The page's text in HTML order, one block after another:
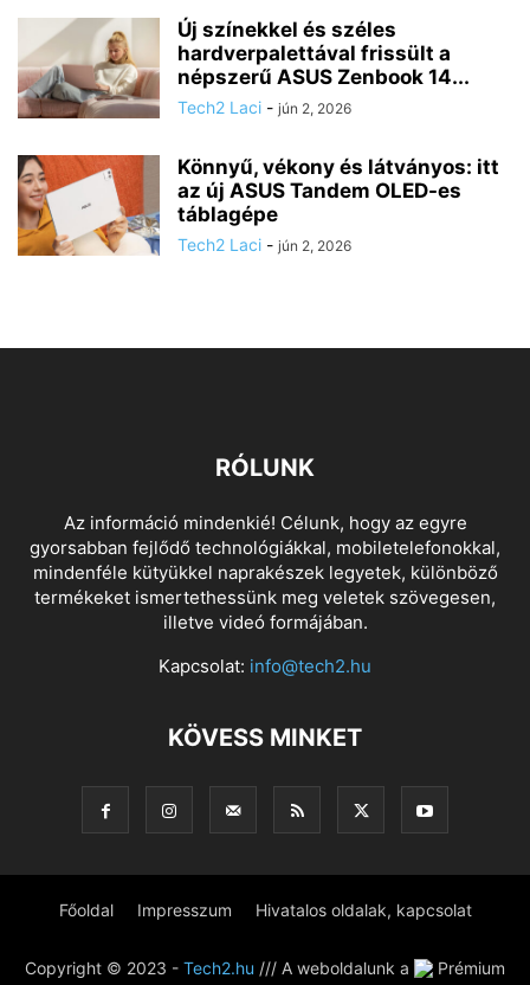
Új színekkel és széles
hardverpalettával frissült a
népszerű ASUS Zenbook 14...
Tech2 Laci - jún 2, 2026
Könnyű, vékony és látványos: itt
az új ASUS Tandem OLED-es
táblagépe
Tech2 Laci - jún 2, 2026
RÓLUNK
Az információ mindenkié! Célunk, hogy az egyre
gyorsabban fejlődő technológiákkal, mobiletelefonokkal,
mindenféle kütyükkel naprakészek legyetek, különböző
termékeket ismertethessünk meg veletek szövegesen,
illetve videó formájában.
Kapcsolat: info@tech2.hu
KÖVESS MINKET
Főoldal Impresszum Hivatalos oldalak, kapcsolat
Copyright © 2023 - Tech2.hu /// A weboldalunk a
Prémium